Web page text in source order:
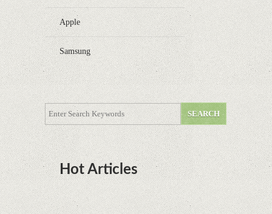
Apple
Samsung
Hot Articles
DOTA Anime Coming To Netflix This Month